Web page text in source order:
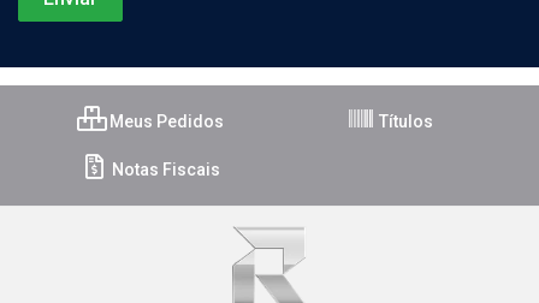
Meus Pedidos Títulos
Notas Fiscais